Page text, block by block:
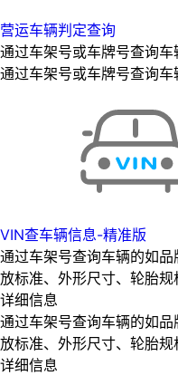
营运车辆判定查询
通过车架号或车牌号查询
通过车架号或车牌号查询
VIN查车辆信息-精准版
通过车架号查询车辆的如
放标准、外形尺寸、轮胎
详细信息
通过车架号查询车辆的如
放标准、外形尺寸、轮胎
详细信息